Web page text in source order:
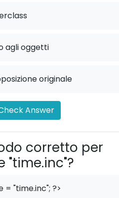
agli oggetti
originale
Answer
corretto per
"time.inc"?
= "time.inc"; ?>